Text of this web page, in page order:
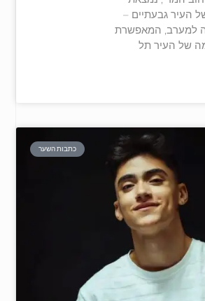
העיר גבעתיים –
למערב, המאפשרת
של העיר תל
כתבות השער